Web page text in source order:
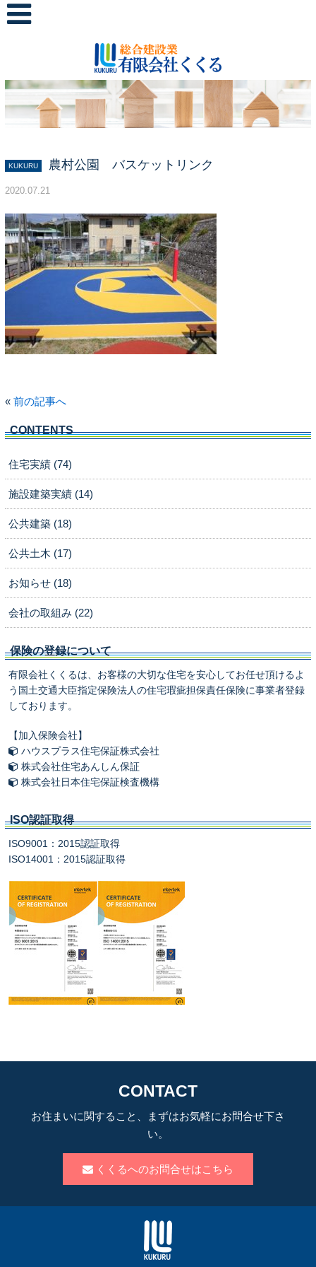
KUKURU 農村公園 バスケットリンク
2020.07.21
« 前の記事へ
CONTENTS
住宅実績 (74)
施設建築実績 (14)
公共建築 (18)
公共土木 (17)
お知らせ (18)
会社の取組み (22)
保険の登録について
有限会社くくるは、お客様の大切な住宅を安心してお任せ頂けるよ
う国土交通大臣指定保険法人の住宅瑕疵担保責任保険に事業者登録
しております。
【加入保険会社】
ハウスプラス住宅保証株式会社
株式会社住宅あんしん保証
株式会社日本住宅保証検査機構
ISO認証取得
ISO9001：2015認証取得
ISO14001：2015認証取得
CONTACT
お住まいに関すること、まずはお気軽にお問合せ下さ
い。
くくるへのお問合せはこちら